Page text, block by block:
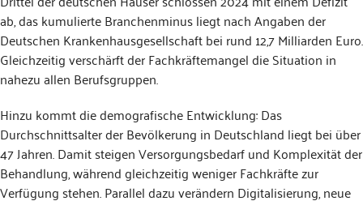
ab, das kumulierte Branchenminus liegt nach Angaben der
Deutschen Krankenhausgesellschaft bei rund 12,7 Milliarden Euro.
Gleichzeitig verschärft der Fachkräftemangel die Situation in
nahezu allen Berufsgruppen.
Hinzu kommt die demografische Entwicklung: Das
Durchschnittsalter der Bevölkerung in Deutschland liegt bei über
47 Jahren. Damit steigen Versorgungsbedarf und Komplexität der
Behandlung, während gleichzeitig weniger Fachkräfte zur
Verfügung stehen. Parallel dazu verändern Digitalisierung, neue